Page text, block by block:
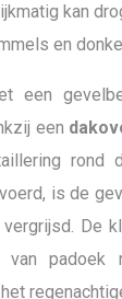
kan
en
een
een
rond
is de
De
padoek